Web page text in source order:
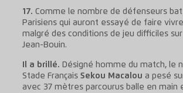
17. Comme le nombre de défenseurs
Parisiens qui auront essayé de faire
malgré des conditions de jeu difficiles
Jean-Bouin.
Il a brillé. Désigné homme du match, le
Stade Français Sekou Macalou a pesé
avec 37 mètres parcourus balle en main